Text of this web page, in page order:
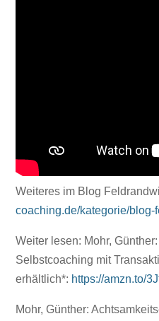
Weiteres im Blog
coaching.de/kategorie/blog-
Weiter lesen: Mohr,
Selbstcoaching mit
erhältlich*: https://amzn.to/
Mohr, Günther: